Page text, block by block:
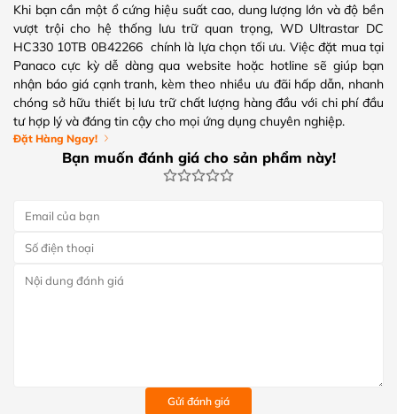
Khi bạn cần một ổ cứng hiệu suất cao, dung lượng lớn và độ bền
vượt trội cho hệ thống lưu trữ quan trọng, WD Ultrastar DC
HC330 10TB 0B42266 chính là lựa chọn tối ưu. Việc đặt mua tại
Panaco cực kỳ dễ dàng qua website hoặc hotline sẽ giúp bạn
nhận báo giá cạnh tranh, kèm theo nhiều ưu đãi hấp dẫn, nhanh
chóng sở hữu thiết bị lưu trữ chất lượng hàng đầu với chi phí đầu
tư hợp lý và đáng tin cậy cho mọi ứng dụng chuyên nghiệp.
Đặt Hàng Ngay!
Bạn muốn đánh giá cho sản phẩm này!
Gửi đánh giá